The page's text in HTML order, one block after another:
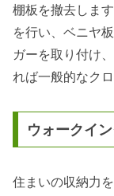
棚板を撤去しま
を行い、ベニヤ
ガーを取り付け
れば一般的なク
ウォークイ
住まいの収納力